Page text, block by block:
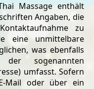
Massage enthält
Angaben, die
zu
eine unmittelbare
was ebenfalls
sogenannten
umfasst. Sofern
Mail oder über ein